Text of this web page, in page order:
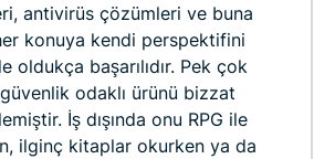
antivirüs çözümleri ve buna
konuya kendi perspektifini
oldukça başarılıdır. Pek çok
odaklı ürünü bizzat
İş dışında onu RPG ile
ilginç kitaplar okurken ya da